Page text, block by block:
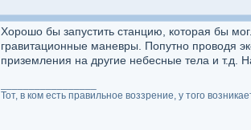
Хорошо бы запустить станцию, которая бы
гравитационные маневры. Попутно проводя
приземления на другие небесные тела и т.д.
Тот, в ком есть правильное воззрение, у того